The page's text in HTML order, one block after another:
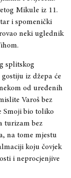
Mikule iz 11.
i spomenički
neki uglednik
splitskog
iz džepa će
od uređenih
Varoš bez
Smoji bio toliko
turizam bez
na tome mjestu
koju čovjek
i neprocjenjive